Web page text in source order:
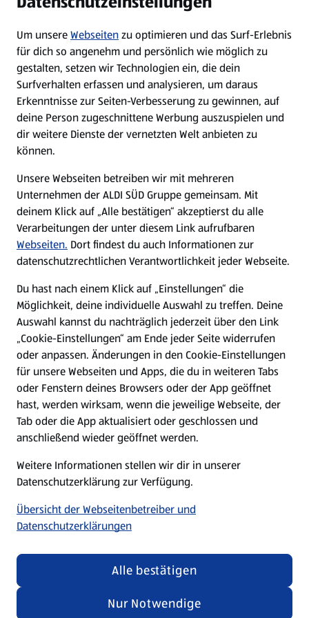
WhatsApp
Über ALDI SÜD
Filialen
Nachhaltigkeit
Karriere
Presse
Hilfe & Kontakt
(öffnet in einem neuen Tab)
Unternehmen
Folge uns hier:
Datenschutz- und Richtlinienmenü
Cookie-Einstellungen
Impressum
Nutzungsbedingungen
Security Policy
Um unsereWebseitenzu optimieren und das Surf-Erlebnis
für dich so angenehm und persönlich wie möglich zu
gestalten, setzen wir Technologien ein, die dein
Surfverhalten erfassen und analysieren, um daraus
Erkenntnisse zur Seiten-Verbesserung zu gewinnen, auf
deine Person zugeschnittene Werbung auszuspielen und
dir weitere Dienste der vernetzten Welt anbieten zu
können.
Unsere Webseiten betreiben wir mit mehreren
Unternehmen der ALDI SÜD Gruppe gemeinsam. Mit
deinem Klick auf „Alle bestätigen“ akzeptierst du alle
Verarbeitungen der unter diesem Link aufrufbaren
Webseiten. Dort findest du auch Informationen zur
datenschutzrechtlichen Verantwortlichkeit jeder Webseite.
Du hast nach einem Klick auf „Einstellungen“ die
Möglichkeit, deine individuelle Auswahl zu treffen. Deine
Auswahl kannst du nachträglich jederzeit über den Link
„Cookie-Einstellungen“ am Ende jeder Seite widerrufen
oder anpassen. Änderungen in den Cookie-Einstellungen
für unsere Webseiten und Apps, die du in weiteren Tabs
oder Fenstern deines Browsers oder der App geöffnet
hast, werden wirksam, wenn die jeweilige Webseite, der
Tab oder die App aktualisiert oder geschlossen und
anschließend wieder geöffnet werden.
Weitere Informationen stellen wir dir in unserer
Datenschutzerklärung zur Verfügung.
Übersicht der Webseitenbetreiber und
Datenschutzerklärungen
Nur Notwendige
Alle bestätigen